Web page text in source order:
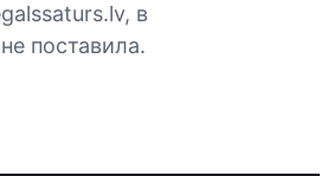
в
поставила.